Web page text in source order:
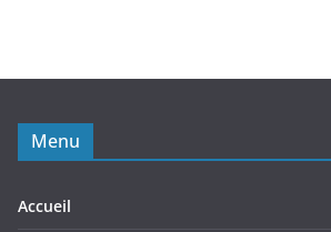
Menu
Accueil